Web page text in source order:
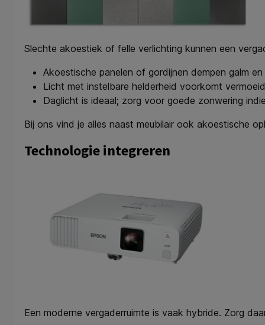
Slechte akoestiek of felle verlichting kunnen een
Akoestische panelen of gordijnen dempen galm en
Licht met instelbare helderheid voorkomt
Daglicht is ideaal; zorg voor goede zonwering
Bij ons vind je alles naast meubilair ook akoestische
Technologie integreren
Een moderne vergaderruimte is vaak hybride. Zorg